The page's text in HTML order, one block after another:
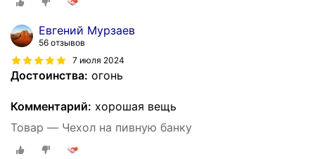
Евгений Мурзаев
56 отзывов
7 июля 2024
Достоинства: огонь
Комментарий: хорошая вещь
Товар — Чехол на пивную банку